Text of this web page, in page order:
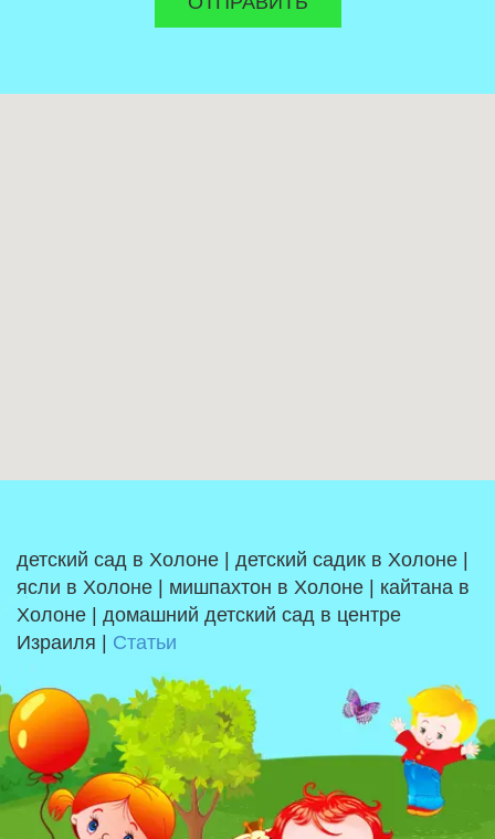
детский сад в Холоне | детский садик в Холоне |
ясли в Холоне | мишпахтон в Холоне | кайтана в
Холоне | домашний детский сад в центре
Израиля | Статьи